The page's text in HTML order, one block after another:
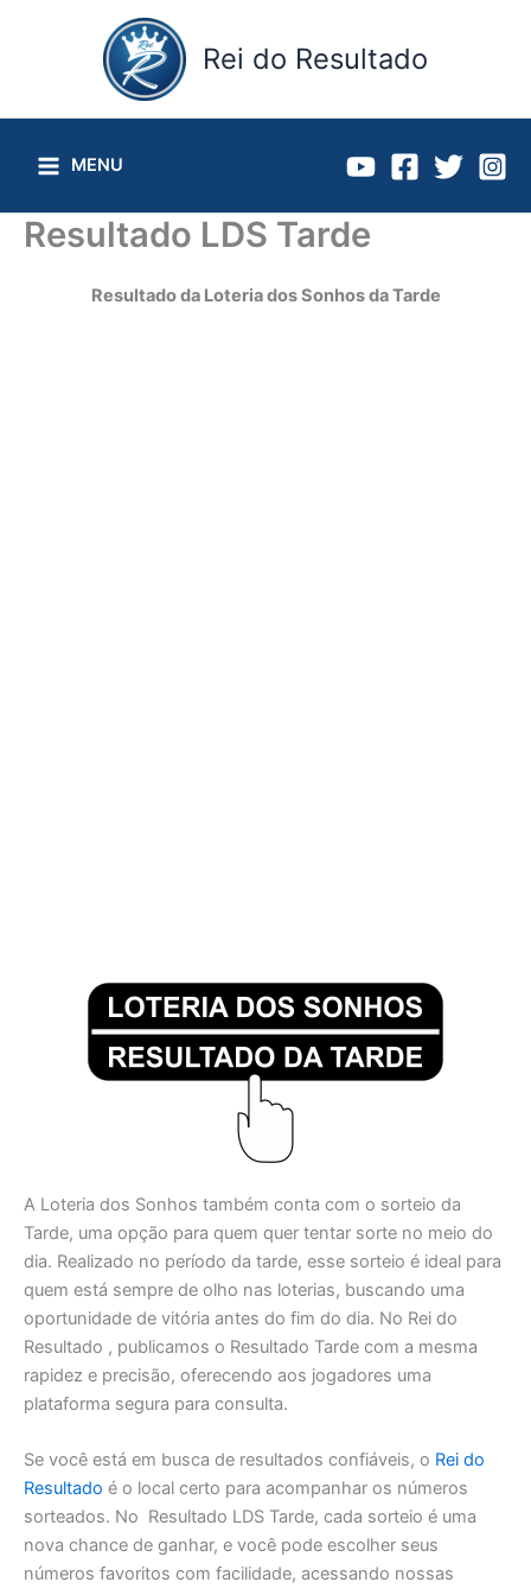
Rei do Resultado
MENU
Resultado LDS Tarde
Resultado da Loteria dos Sonhos da Tarde
A Loteria dos Sonhos também conta com o sorteio da
Tarde, uma opção para quem quer tentar sorte no meio do
dia. Realizado no período da tarde, esse sorteio é ideal para
quem está sempre de olho nas loterias, buscando uma
oportunidade de vitória antes do fim do dia. No Rei do
Resultado , publicamos o Resultado Tarde com a mesma
rapidez e precisão, oferecendo aos jogadores uma
plataforma segura para consulta.
Se você está em busca de resultados confiáveis, o Rei do
Resultado é o local certo para acompanhar os números
sorteados. No Resultado LDS Tarde, cada sorteio é uma
nova chance de ganhar, e você pode escolher seus
números favoritos com facilidade, acessando nossas